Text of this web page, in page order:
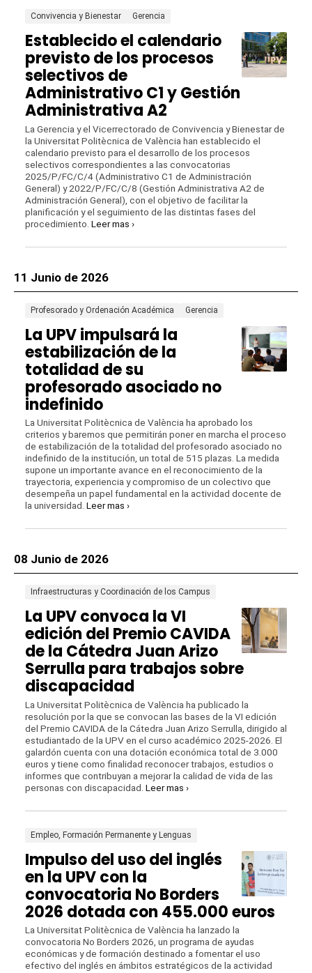
Convivencia y Bienestar Gerencia
Establecido el calendario
previsto de los procesos
selectivos de
Administrativo C1 y Gestión
Administrativa A2
La Gerencia y el Vicerrectorado de Convivencia y Bienestar de
la Universitat Politècnica de València han establecido el
calendario previsto para el desarrollo de los procesos
selectivos correspondientes a las convocatorias
2025/P/FC/C/4 (Administrativo C1 de Administración
General) y 2022/P/FC/C/8 (Gestión Administrativa A2 de
Administración General), con el objetivo de facilitar la
planificación y el seguimiento de las distintas fases del
procedimiento. Leer mas ›
11 Junio de 2026
Profesorado y Ordenación Académica Gerencia
La UPV impulsará la
estabilización de la
totalidad de su
profesorado asociado no
indefinido
La Universitat Politècnica de València ha aprobado los
criterios y baremos que permitirán poner en marcha el proceso
de estabilización de la totalidad del profesorado asociado no
indefinido de la institución, un total de 515 plazas. La medida
supone un importante avance en el reconocimiento de la
trayectoria, experiencia y compromiso de un colectivo que
desempeña un papel fundamental en la actividad docente de
la universidad. Leer mas ›
08 Junio de 2026
Infraestructuras y Coordinación de los Campus
La UPV convoca la VI
edición del Premio CAVIDA
de la Cátedra Juan Arizo
Serrulla para trabajos sobre
discapacidad
La Universitat Politècnica de València ha publicado la
resolución por la que se convocan las bases de la VI edición
del Premio CAVIDA de la Cátedra Juan Arizo Serrulla, dirigido al
estudiantado de la UPV en el curso académico 2025-2026. El
galardón cuenta con una dotación económica total de 3.000
euros y tiene como finalidad reconocer trabajos, estudios o
informes que contribuyan a mejorar la calidad de vida de las
personas con discapacidad. Leer mas ›
Empleo, Formación Permanente y Lenguas
Impulso del uso del inglés
en la UPV con la
convocatoria No Borders
2026 dotada con 455.000 euros
La Universitat Politècnica de València ha lanzado la
convocatoria No Borders 2026, un programa de ayudas
económicas y de formación destinado a fomentar el uso
efectivo del inglés en ámbitos estratégicos de la actividad